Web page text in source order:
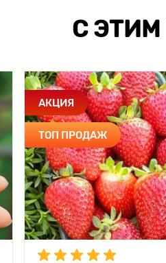
С
АКЦИЯ
ТОП ПРОДАЖ